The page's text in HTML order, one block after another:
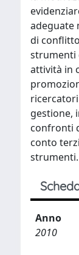
adeguate
di
strumenti
attività in
gestione,
confronti
conto
strumenti.
Anno
2010